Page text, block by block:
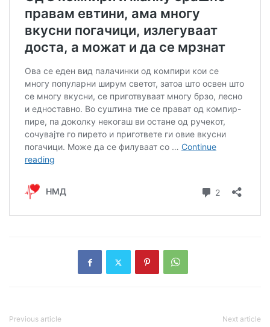
Previous article Next article